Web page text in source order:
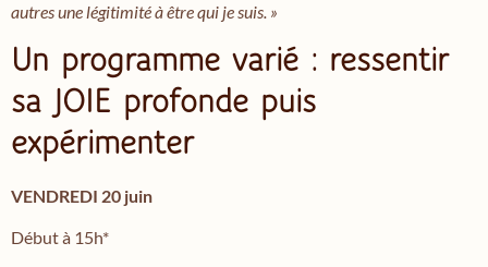
autres une légitimité à être qui je suis. »
Un programme varié : ressentir
sa JOIE profonde puis
expérimenter
VENDREDI 20 juin
Début à 15h*